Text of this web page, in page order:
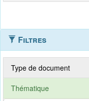
Filtres
Type de document
Thématique